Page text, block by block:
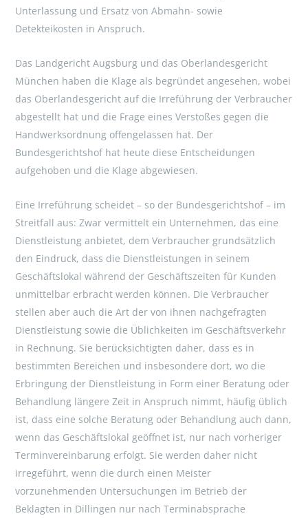
Unterlassung und Ersatz von Abmahn- sowie
Detekteikosten in Anspruch.
Das Landgericht Augsburg und das Oberlandesgericht
München haben die Klage als begründet angesehen, wobei
das Oberlandesgericht auf die Irreführung der Verbraucher
abgestellt hat und die Frage eines Verstoßes gegen die
Handwerksordnung offengelassen hat. Der
Bundesgerichtshof hat heute diese Entscheidungen
aufgehoben und die Klage abgewiesen.
Eine Irreführung scheidet – so der Bundesgerichtshof – im
Streitfall aus: Zwar vermittelt ein Unternehmen, das eine
Dienstleistung anbietet, dem Verbraucher grundsätzlich
den Eindruck, dass die Dienstleistungen in seinem
Geschäftslokal während der Geschäftszeiten für Kunden
unmittelbar erbracht werden können. Die Verbraucher
stellen aber auch die Art der von ihnen nachgefragten
Dienstleistung sowie die Üblichkeiten im Geschäftsverkehr
in Rechnung. Sie berücksichtigten daher, dass es in
bestimmten Bereichen und insbesondere dort, wo die
Erbringung der Dienstleistung in Form einer Beratung oder
Behandlung längere Zeit in Anspruch nimmt, häufig üblich
ist, dass eine solche Beratung oder Behandlung auch dann,
wenn das Geschäftslokal geöffnet ist, nur nach vorheriger
Terminvereinbarung erfolgt. Sie werden daher nicht
irregeführt, wenn die durch einen Meister
vorzunehmenden Untersuchungen im Betrieb der
Beklagten in Dillingen nur nach Terminabsprache